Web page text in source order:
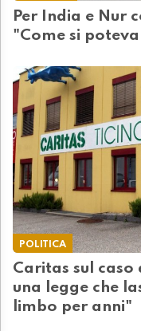
Per India e Nur
"Come si
POLITICA
Caritas sul
una legge che
limbo per anni"